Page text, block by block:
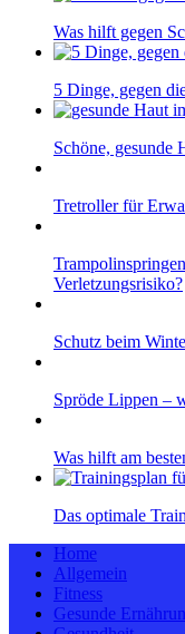
Was hilft gegen
5 Dinge, gegen
Schöne, gesunde
Tretroller für
Verletzungsrisiko?
Schutz beim
Spröde Lippen –
Was hilft am
Das optimale
Home
Allgemein
Fitness
Gesunde